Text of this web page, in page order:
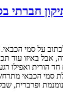
חברתי
על סמי
באיזו עוד
חד הורית ואפילו
סמי הכבאי
ופרברית,